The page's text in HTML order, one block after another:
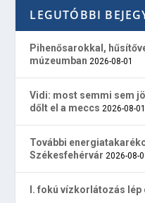
LEGUTÓBBI
Pihenősarokkal,
múzeumban 2026-08-01
Vidi: most semmi sem
dőlt el a meccs 2026-08-01
További
Székesfehérvár 2026-08-
I. fokú vízkorlátozás